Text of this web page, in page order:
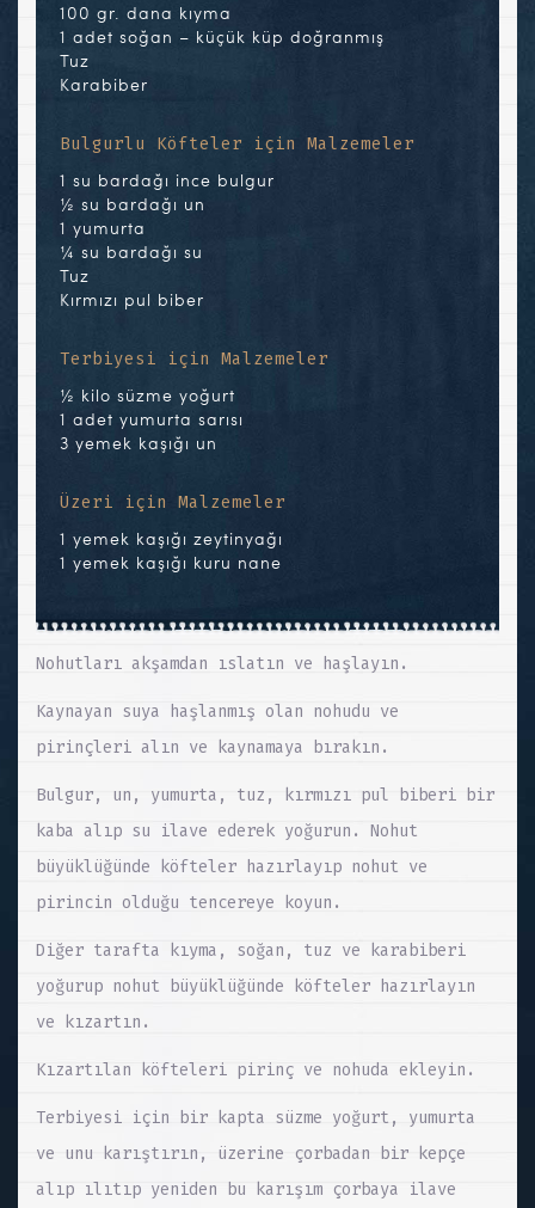
100 gr. dana kıyma
1 adet soğan – küçük küp doğranmış
Tuz
Karabiber
Bulgurlu Köfteler için Malzemeler
1 su bardağı ince bulgur
½ su bardağı un
1 yumurta
¼ su bardağı su
Tuz
Kırmızı pul biber
Terbiyesi için Malzemeler
½ kilo süzme yoğurt
1 adet yumurta sarısı
3 yemek kaşığı un
Üzeri için Malzemeler
1 yemek kaşığı zeytinyağı
1 yemek kaşığı kuru nane
Nohutları akşamdan ıslatın ve haşlayın.
Kaynayan suya haşlanmış olan nohudu ve
pirinçleri alın ve kaynamaya bırakın.
Bulgur, un, yumurta, tuz, kırmızı pul biberi bir
kaba alıp su ilave ederek yoğurun. Nohut
büyüklüğünde köfteler hazırlayıp nohut ve
pirincin olduğu tencereye koyun.
Diğer tarafta kıyma, soğan, tuz ve karabiberi
yoğurup nohut büyüklüğünde köfteler hazırlayın
ve kızartın.
Kızartılan köfteleri pirinç ve nohuda ekleyin.
Terbiyesi için bir kapta süzme yoğurt, yumurta
ve unu karıştırın, üzerine çorbadan bir kepçe
alıp ılıtıp yeniden bu karışım çorbaya ilave